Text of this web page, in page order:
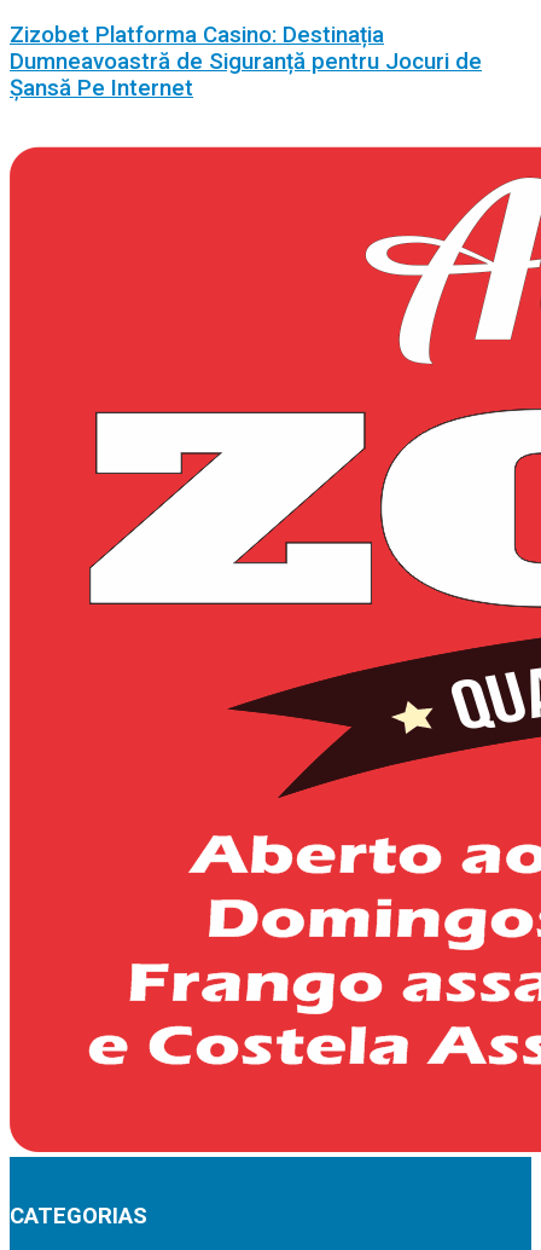
Zizobet Platforma Casino: Destinația
Dumneavoastră de Siguranță pentru Jocuri de
Șansă Pe Internet
CATEGORIAS